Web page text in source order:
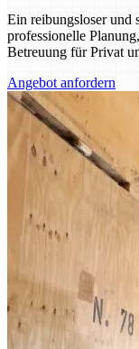
Ein reibungsloser und
professionelle
Betreuung für Privat
Angebot anfordern